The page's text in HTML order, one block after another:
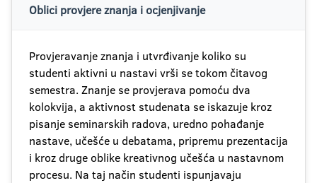
Oblici provjere znanja i ocjenjivanje
Provjeravanje znanja i utvrđivanje koliko su
studenti aktivni u nastavi vrši se tokom čitavog
semestra. Znanje se provjerava pomoću dva
kolokvija, a aktivnost studenata se iskazuje kroz
pisanje seminarskih radova, uredno pohađanje
nastave, učešće u debatama, pripremu prezentacija
i kroz druge oblike kreativnog učešća u nastavnom
procesu. Na taj način studenti ispunjavaju